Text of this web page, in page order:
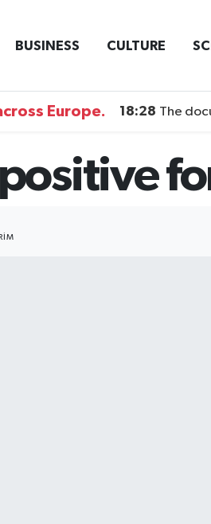
BUSINESS CULTURE
Europe. 18:28 The